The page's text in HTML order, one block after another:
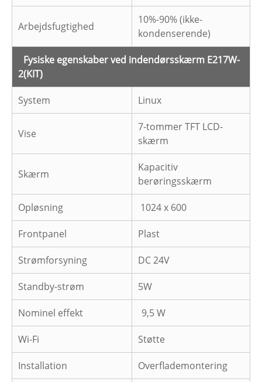
Arbejdsfugtighed
10%-90% (ikke-
kondenserende)
Fysiske egenskaber ved indendørsskærm E217W-
2(KIT)
System Linux
Vise
7-tommer TFT LCD-
skærm
Skærm
Kapacitiv
berøringsskærm
Opløsning 1024 x 600
Frontpanel Plast
Strømforsyning DC 24V
Standby-strøm 5W
Nominel effekt 9,5 W
Wi-Fi Støtte
Installation Overflademontering